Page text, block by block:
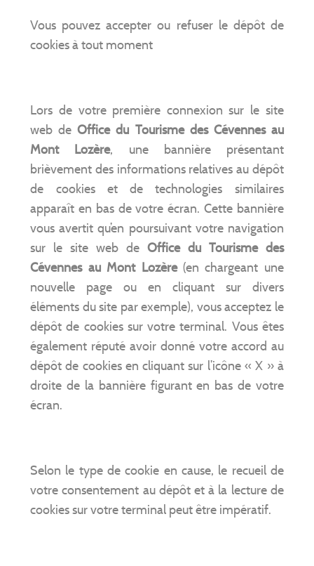
Vous pouvez accepter ou refuser le dépôt de
cookies à tout moment
Lors de votre première connexion sur le site
web deOffice du Tourisme des Cévennes au
Mont Lozère, une bannière présentant
brièvement des informations relatives au dépôt
de cookies et de technologies similaires
apparaît en bas de votre écran. Cette bannière
vous avertit qu’en poursuivant votre navigation
sur le site web de Office du Tourisme des
Cévennes au Mont Lozère(en chargeant une
nouvelle page ou en cliquant sur divers
éléments du site par exemple), vous acceptez le
dépôt de cookies sur votre terminal. Vous êtes
également réputé avoir donné votre accord au
dépôt de cookies en cliquant sur l’icône « X » à
droite de la bannière figurant en bas de votre
écran.
Selon le type de cookie en cause, le recueil de
votre consentement au dépôt et à la lecture de
cookies sur votre terminal peut être impératif.